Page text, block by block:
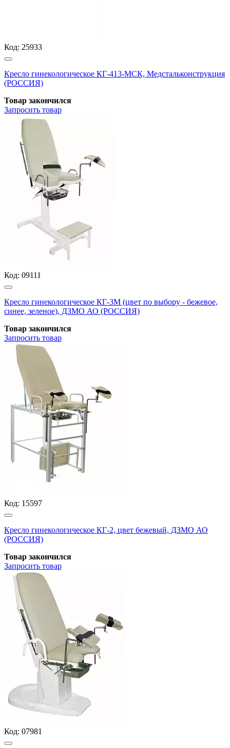
Код: 25933
Кресло гинекологическое КГ-413-МСК, Медстальконструкция
(РОССИЯ)
Товар закончился
Запросить товар
Код: 09111
Кресло гинекологическое КГ-3М (цвет по выбору - бежевое,
синее, зеленое), ДЗМО АО (РОССИЯ)
Товар закончился
Запросить товар
Код: 15597
Кресло гинекологическое КГ-2, цвет бежевый, ДЗМО АО
(РОССИЯ)
Товар закончился
Запросить товар
Код: 07981